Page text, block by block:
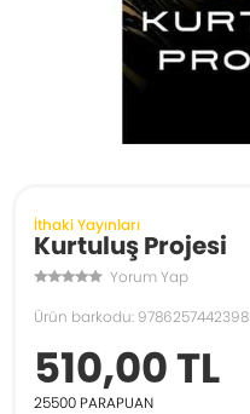
İthaki Yayınları
Kurtuluş Projesi
Yorum Yap
Ürün barkodu: 9786257442398
510,00 TL
25500 PARAPUAN